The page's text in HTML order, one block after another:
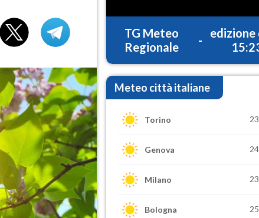
TG Meteo
Regionale
-
edizione
Meteo città italiane
Torino
Genova
Milano
Bologna